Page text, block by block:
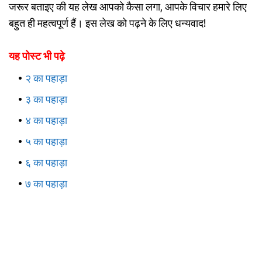
जरूर बताइए की यह लेख आपको कैसा लगा, आपके विचार हमारे लिए
बहुत ही महत्वपूर्ण हैं। इस लेख को पढ़ने के लिए धन्यवाद!
यह पोस्ट भी पढ़े
२ का पहाड़ा
३ का पहाड़ा
४ का पहाड़ा
५ का पहाड़ा
६ का पहाड़ा
७ का पहाड़ा